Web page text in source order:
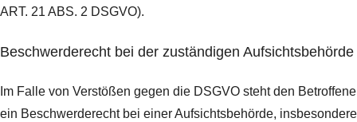
ART. 21 ABS. 2 DSGVO).
Beschwerde­recht bei der zuständigen Aufsichts­behörde
Im Falle von Verstößen gegen die DSGVO steht den
ein Beschwerderecht bei einer Aufsichtsbehörde,